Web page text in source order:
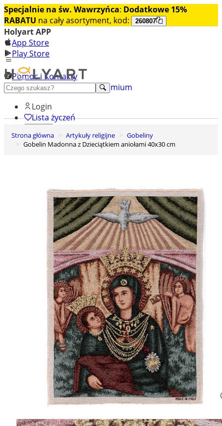
Specjalnie na św. Wawrzyńca: Dodatkowe 15%
RABATU na cały asortyment, kod: 260807
Holyart APP
App Store
Play Store
Pomoc i Kontakty
+48 222 922 860
Odkryj premium
Login
Lista życzeń
0
Koszyk
Strona główna Artykuły religijne
Gobeliny
Gobelin Madonna z Dzieciątkiem aniołami 40x30 cm